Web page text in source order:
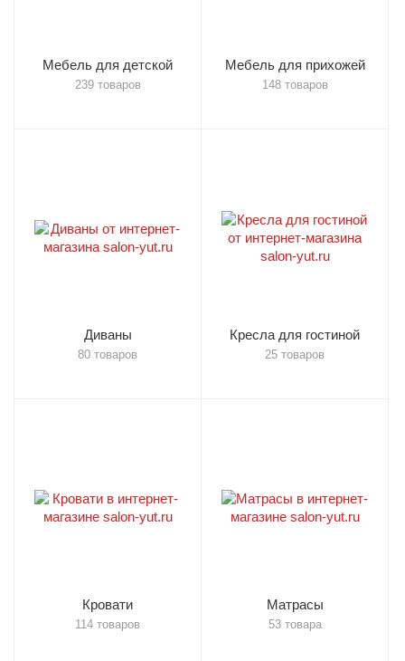
Мебель для детской
239 товаров
Мебель для прихожей
148 товаров
Диваны
80 товаров
Кресла для гостиной
25 товаров
Кровати
114 товаров
Матрасы
53 товара